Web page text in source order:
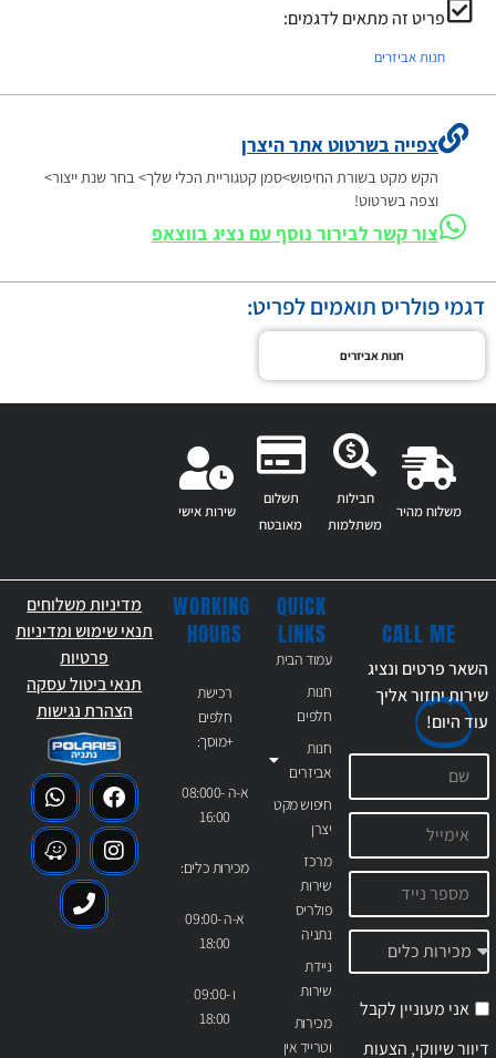
פריט זה מתאים לדגמים:
חנות אביזרים
צפייה בשרטוט אתר היצרן
הקש מקט בשורת החיפוש>סמן קטגוריית הכלי שלך> בחר שנת ייצור>
וצפה בשרטוט!
צור קשר לבירור נוסף עם נציג בווצאפ
דגמי פולריס תואמים לפריט:
חנות אביזרים
משלוח מהיר
חבילות
משתלמות
תשלום
מאובטח
שירות אישי
QUICK
LINKS
עמוד הבית
חנות
חלפים
חנות
אביזרים
חיפוש מקט
יצרן
מרכז
שירות
פולריס
נתניה
ניידת
שירות
מכירות
וטרייד אין
WORKING
HOURS
רכישת
חלפים
+מוסך:
א-ה 08:000-
16:00
מכירות כלים:
א-ה 09:00-
18:00
ו 09:00-
18:00
CALL ME
השאר פרטים ונציג
שירות יחזור אליך
עודהיום!
אני מעוניין לקבל
דיוור שיווקי, הצעות
מדיניות משלוחים
תנאי שימוש ומדיניות
פרטיות
תנאי ביטול עסקה
הצהרת נגישות